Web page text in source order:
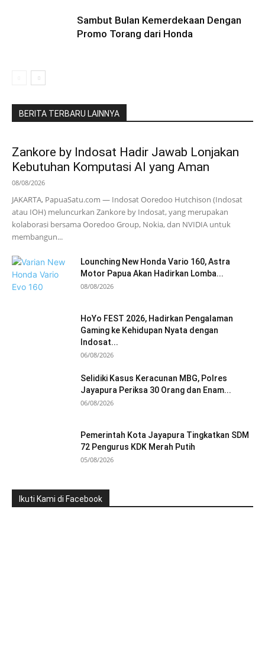
Sambut Bulan Kemerdekaan Dengan
Promo Torang dari Honda
BERITA TERBARU LAINNYA
Zankore by Indosat Hadir Jawab Lonjakan
Kebutuhan Komputasi AI yang Aman
08/08/2026
JAKARTA, PapuaSatu.com — Indosat Ooredoo Hutchison (Indosat
atau IOH) meluncurkan Zankore by Indosat, yang merupakan
kolaborasi bersama Ooredoo Group, Nokia, dan NVIDIA untuk
membangun...
Lounching New Honda Vario 160, Astra
Motor Papua Akan Hadirkan Lomba...
08/08/2026
HoYo FEST 2026, Hadirkan Pengalaman
Gaming ke Kehidupan Nyata dengan
Indosat...
06/08/2026
Selidiki Kasus Keracunan MBG, Polres
Jayapura Periksa 30 Orang dan Enam...
06/08/2026
Pemerintah Kota Jayapura Tingkatkan SDM
72 Pengurus KDK Merah Putih
05/08/2026
Ikuti Kami di Facebook